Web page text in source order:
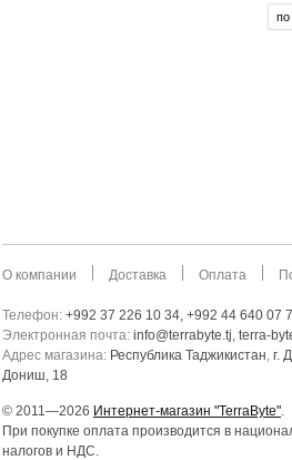
по
О компании Доставка Оплата
Телефон: +992 37 226 10 34, +992 44 640 07
Электронная почта: info@terrabyte.tj, terra-
Адрес магазина: Республика Таджикистан, г.
Дониш, 18
© 2011—2026 Интернет-магазин "TerraByte".
При покупке оплата производится в
налогов и НДС.